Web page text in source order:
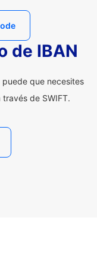
de IBAN
que necesites
de SWIFT.